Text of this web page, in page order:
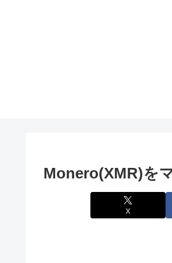
Monero(XMR)を
X